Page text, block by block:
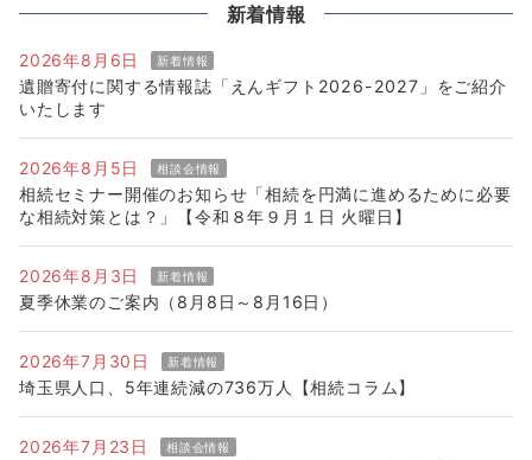
新着情報
2026年8月6日 新着情報
遺贈寄付に関する情報誌「えんギフト2026-2027」をご紹介
いたします
2026年8月5日 相談会情報
相続セミナー開催のお知らせ「相続を円満に進めるために必要
な相続対策とは？」【令和８年９月１日 火曜日】
2026年8月3日 新着情報
夏季休業のご案内（8月8日～8月16日）
2026年7月30日 新着情報
埼玉県人口、5年連続減の736万人【相続コラム】
2026年7月23日 相談会情報